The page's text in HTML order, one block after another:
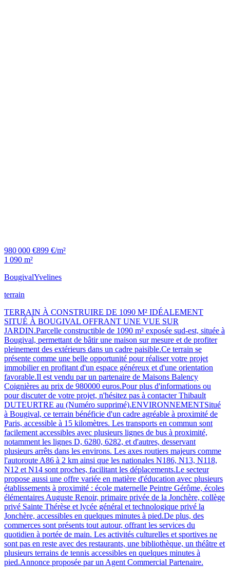
980 000 €899 €/m²
1 090 m²
BougivalYvelines
terrain
TERRAIN À CONSTRUIRE DE 1090 M² IDÉALEMENT
SITUÉ À BOUGIVAL OFFRANT UNE VUE SUR
JARDIN.Parcelle constructible de 1090 m² exposée sud-est, située à
Bougival, permettant de bâtir une maison sur mesure et de profiter
pleinement des extérieurs dans un cadre paisible.Ce terrain se
présente comme une belle opportunité pour réaliser votre projet
immobilier en profitant d'un espace généreux et d'une orientation
favorable.Il est vendu par un partenaire de Maisons Balency
Coignières au prix de 980000 euros.Pour plus d'informations ou
pour discuter de votre projet, n'hésitez pas à contacter Thibault
DUTEURTRE au (Numéro supprimé).ENVIRONNEMENTSitué
à Bougival, ce terrain bénéficie d'un cadre agréable à proximité de
Paris, accessible à 15 kilomètres. Les transports en commun sont
facilement accessibles avec plusieurs lignes de bus à proximité,
notamment les lignes D, 6280, 6282, et d'autres, desservant
plusieurs arrêts dans les environs. Les axes routiers majeurs comme
l'autoroute A86 à 2 km ainsi que les nationales N186, N13, N118,
N12 et N14 sont proches, facilitant les déplacements.Le secteur
propose aussi une offre variée en matière d'éducation avec plusieurs
établissements à proximité : école maternelle Peintre Gérôme, écoles
élémentaires Auguste Renoir, primaire privée de la Jonchère, collège
privé Sainte Thérèse et lycée général et technologique privé la
Jonchère, accessibles en quelques minutes à pied.De plus, des
commerces sont présents tout autour, offrant les services du
quotidien à portée de main. Les activités culturelles et sportives ne
sont pas en reste avec des restaurants, une bibliothèque, un théâtre et
plusieurs terrains de tennis accessibles en quelques minutes à
pied.Annonce proposée par un Agent Commercial Partenaire.